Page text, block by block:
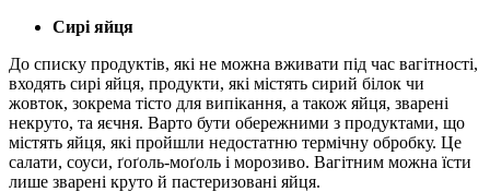
Сирі яйця
До списку продуктів, які не можна вживати під час вагітності,
входять сирі яйця, продукти, які містять сирий білок чи
жовток, зокрема тісто для випікання, а також яйця, зварені
некруто, та яєчня. Варто бути обережними з продуктами, що
містять яйця, які пройшли недостатню термічну обробку. Це
салати, соуси, ґоґоль-моґоль і морозиво. Вагітним можна їсти
лише зварені круто й пастеризовані яйця.